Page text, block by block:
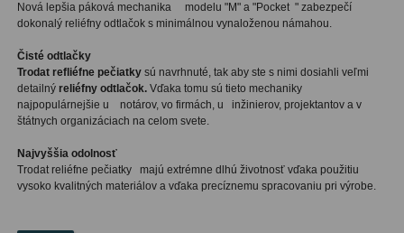
Nová lepšia páková mechanika modelu "M" a "Pocket " zabezpečí
dokonalý reliéfny odtlačok s minimálnou vynaloženou námahou.
Čistéodtlačky
Trodatrefliéfne pečiatkysú navrhnuté, tak aby ste s nimi dosiahli veľmi
detailný reliéfny odtlačok.Vďaka tomu sú tieto mechaniky
najpopulárnejšie u
notárov, vo firmách, u inžinierov, projektantov a v
štátnych organizáciach na celom svete.
Najvyššia odolnosť
Trodat reliéfne pečiatky majú extrémne dlhú životnosť vďaka použitiu
vysoko kvalitných materiálov a vďaka precíznemu spracovaniu pri výrobe.